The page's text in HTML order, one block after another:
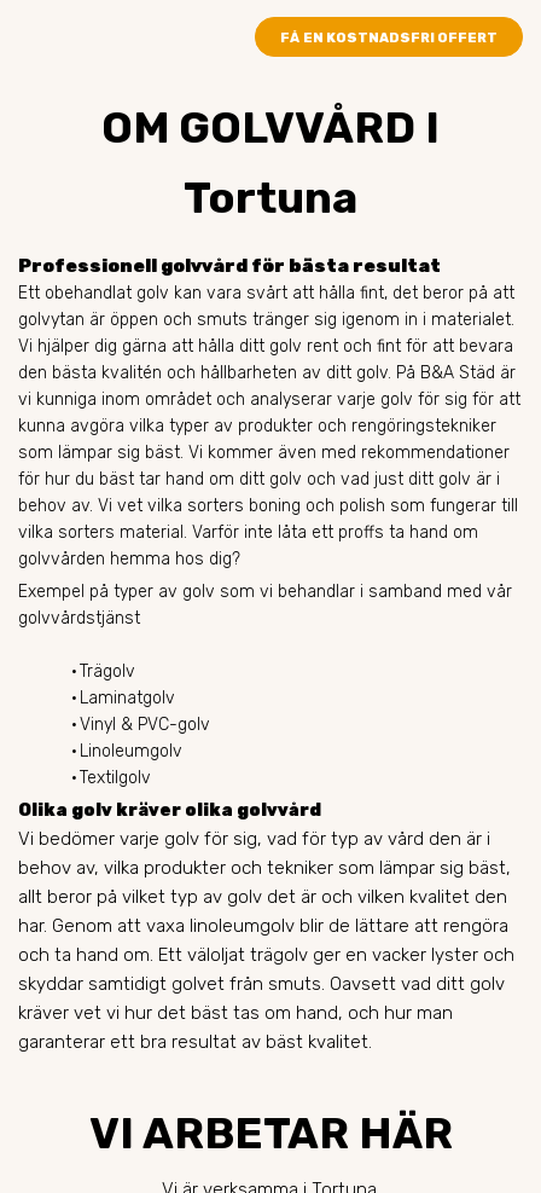
FÅ EN KOSTNADSFRI OFFERT
OM GOLVVÅRD I
Tortuna
Professionell golvvård för bästa resultat
Ett obehandlat golv kan vara svårt att hålla fint, det beror på att
golvytan är öppen och smuts tränger sig igenom in i materialet.
Vi hjälper dig gärna att hålla ditt golv rent och fint för att bevara
den bästa kvalitén och hållbarheten av ditt golv. På B&A Städ är
vi kunniga inom området och analyserar varje golv för sig för att
kunna avgöra vilka typer av produkter och rengöringstekniker
som lämpar sig bäst. Vi kommer även med rekommendationer
för hur du bäst tar hand om ditt golv och vad just ditt golv är i
behov av. Vi vet vilka sorters boning och polish som fungerar till
vilka sorters material. Varför inte låta ett proffs ta hand om
golvvården hemma hos dig?
Exempel på typer av golv som vi behandlar i samband med vår
golvvårdstjänst
Trägolv
Laminatgolv
Vinyl & PVC-golv
Linoleumgolv
Textilgolv
Olika golv kräver olika golvvård
Vi bedömer varje golv för sig, vad för typ av vård den är i
behov av, vilka produkter och tekniker som lämpar sig bäst,
allt beror på vilket typ av golv det är och vilken kvalitet den
har. Genom att vaxa linoleumgolv blir de lättare att rengöra
och ta hand om. Ett väloljat trägolv ger en vacker lyster och
skyddar samtidigt golvet från smuts. Oavsett vad ditt golv
kräver vet vi hur det bäst tas om hand, och hur man
garanterar ett bra resultat av bäst kvalitet.
VI ARBETAR HÄR